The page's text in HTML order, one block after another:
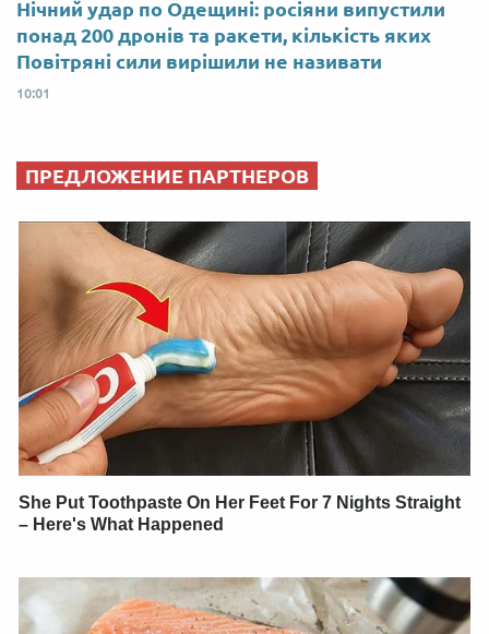
Нічний удар по Одещині: росіяни випустили
понад 200 дронів та ракети, кількість яких
Повітряні сили вирішили не називати
10:01
ПРЕДЛОЖЕНИЕ ПАРТНЕРОВ
She Put Toothpaste On Her Feet For 7 Nights Straight
– Here's What Happened